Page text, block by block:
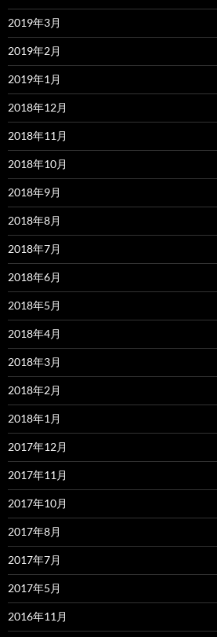
2019年3月
2019年2月
2019年1月
2018年12月
2018年11月
2018年10月
2018年9月
2018年8月
2018年7月
2018年6月
2018年5月
2018年4月
2018年3月
2018年2月
2018年1月
2017年12月
2017年11月
2017年10月
2017年8月
2017年7月
2017年5月
2016年11月